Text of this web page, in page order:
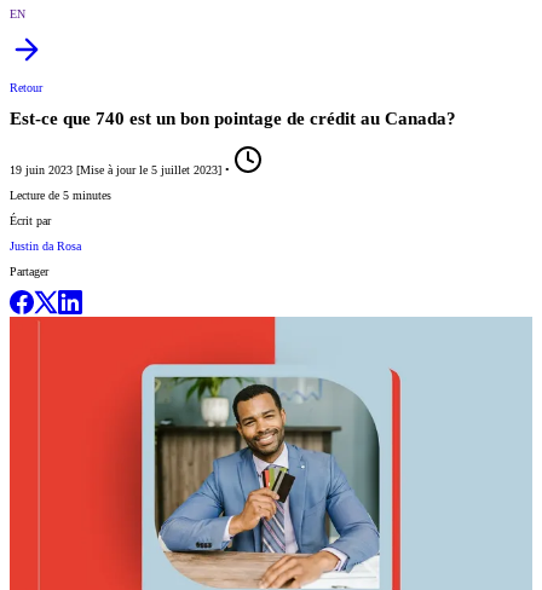
EN
Retour
Est-ce que 740 est un bon pointage de crédit au Canada?
19 juin 2023 [Mise à jour le 5 juillet 2023] •
Lecture de 5 minutes
Écrit par
Justin da Rosa
Partager